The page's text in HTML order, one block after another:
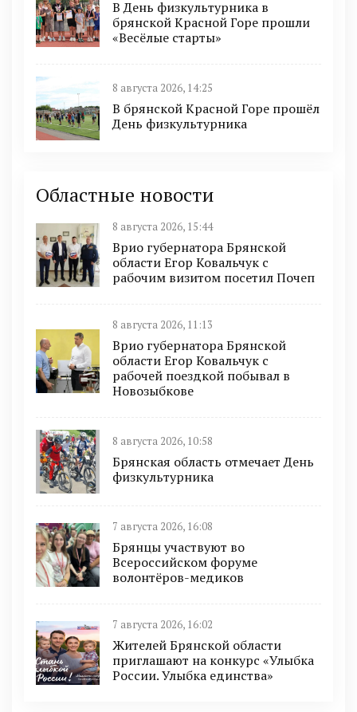
В День физкультурника в
брянской Красной Горе прошли
«Весёлые старты»
8 августа 2026, 14:25
В брянской Красной Горе прошёл
День физкультурника
Областные новости
8 августа 2026, 15:44
Врио губернатора Брянской
области Егор Ковальчук с
рабочим визитом посетил Почеп
8 августа 2026, 11:13
Врио губернатора Брянской
области Егор Ковальчук с
рабочей поездкой побывал в
Новозыбкове
8 августа 2026, 10:58
Брянская область отмечает День
физкультурника
7 августа 2026, 16:08
Брянцы участвуют во
Всероссийском форуме
волонтёров-медиков
7 августа 2026, 16:02
Жителей Брянской области
приглашают на конкурс «Улыбка
России. Улыбка единства»